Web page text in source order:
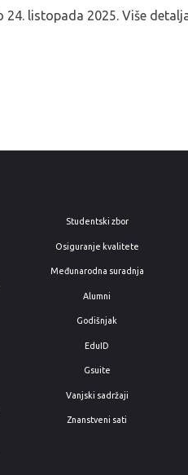
24. listopada 2025. Više
Studentski zbor
Osiguranje kvalitete
Međunarodna suradnja
Alumni
Godišnjak
EduID
Gsuite
Vanjski sadržaji
Znanstveni sati